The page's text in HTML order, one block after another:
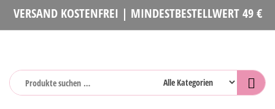
Zum
Inhalt
VERSAND KOSTENFREI | MINDESTBESTELLWERT 49 €